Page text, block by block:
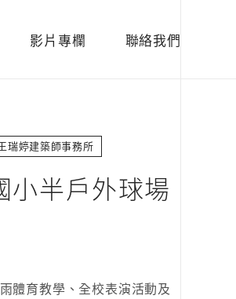
影片專欄 聯絡我們
瑞婷建築師事務所
小半戶外球場
體育教學、全校表演活動及